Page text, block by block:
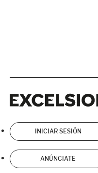
INICIAR SESIÓN
ANÚNCIATE